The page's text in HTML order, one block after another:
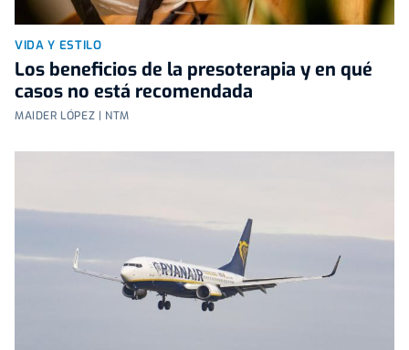
VIDA Y ESTILO
Los beneficios de la presoterapia y en qué
casos no está recomendada
MAIDER LÓPEZ | NTM